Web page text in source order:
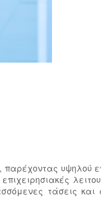
υψηλού
τάσεις και